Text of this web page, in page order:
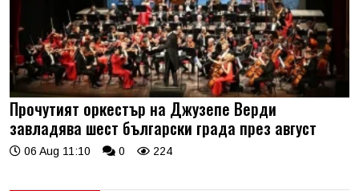
Прочутият оркестър на Джузепе Верди
завладява шест български града през август
06 Aug 11:10 0 224